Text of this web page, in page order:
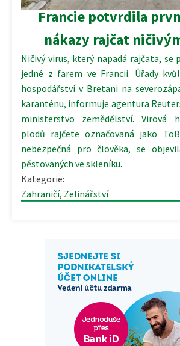
Francie potvrdila
nákazy rajčat
Ničivý virus, který napadá rajčata, se
jedné z farem ve Francii. Úřady
hospodářství v Bretani na
karanténu, informuje agentura
ministerstvo zemědělství. Virová
plodů rajčete označovaná jako
nebezpečná pro člověka, se
pěstovaných ve skleníku.
Kategorie:
Zahraničí, Zelinářství